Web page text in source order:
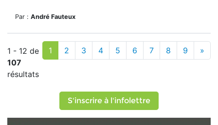
Par : André Fauteux
1 - 12 de
107
résultats
1 2 3 4 5 6 7 8 9 »
S'inscrire à l'infolettre